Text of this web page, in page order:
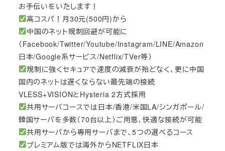
お手伝いをいたします！
高コスパ！月30元(500円)から
中国のネット規制回避が可能に
（Facebook/Twitter/Youtube/Instagram/LINE/Amazon
日本/Google系サービス/Netflix/TVer等）
規制に強くセキュアで速度の減衰が殆どなく、更に中国
国内のネットは遅くならない最先端の接続
VLESS+VISIONとHysteria 2方式採用
共用サーバコースでは日本/香港/米国LA/シンガポール/
韓国サーバを多数（70台以上）ご用意、快適な接続が可能
共用サーバから専用サーバまで、5つの選べるコース
プレミアム版では海外からNETFLIX日本